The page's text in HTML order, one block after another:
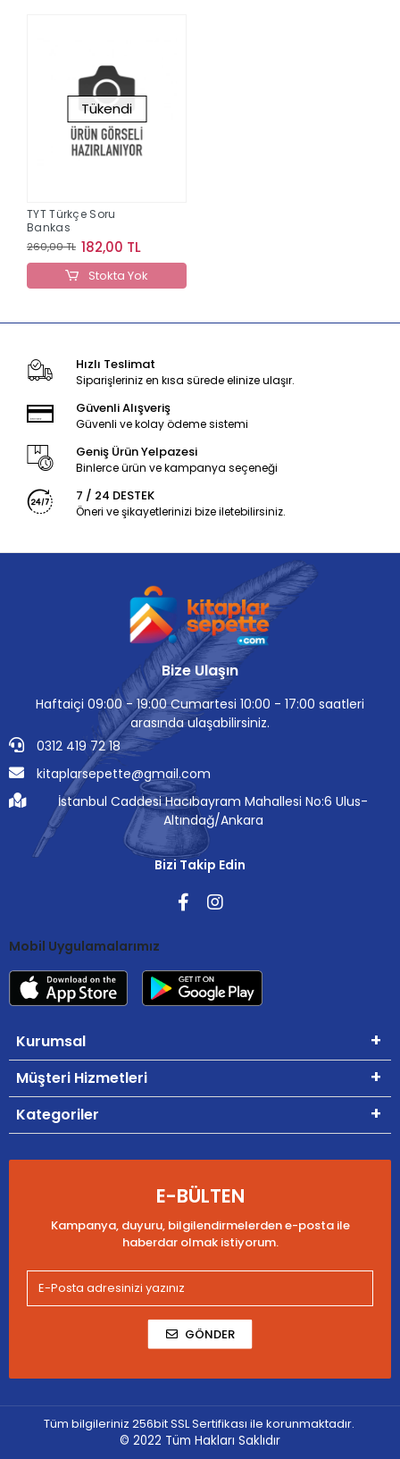
Tükendi
TYT Türkçe Soru
Bankas
260,00 TL 182,00 TL
Stokta Yok
Hızlı Teslimat
Siparişleriniz en kısa sürede elinize ulaşır.
Güvenli Alışveriş
Güvenli ve kolay ödeme sistemi
Geniş Ürün Yelpazesi
Binlerce ürün ve kampanya seçeneği
7 / 24 DESTEK
Öneri ve şikayetlerinizi bize iletebilirsiniz.
Bize Ulaşın
Haftaiçi 09:00 - 19:00 Cumartesi 10:00 - 17:00 saatleri
arasında ulaşabilirsiniz.
0312 419 72 18
kitaplarsepette@gmail.com
İstanbul Caddesi Hacıbayram Mahallesi No:6 Ulus-
Altındağ/Ankara
Bizi Takip Edin
Mobil Uygulamalarımız
Kurumsal
Müşteri Hizmetleri
Kategoriler
E-BÜLTEN
Kampanya, duyuru, bilgilendirmelerden e-posta ile
haberdar olmak istiyorum.
GÖNDER
Tüm bilgileriniz 256bit SSL Sertifikası ile korunmaktadır.
© 2022 Tüm Hakları Saklıdır